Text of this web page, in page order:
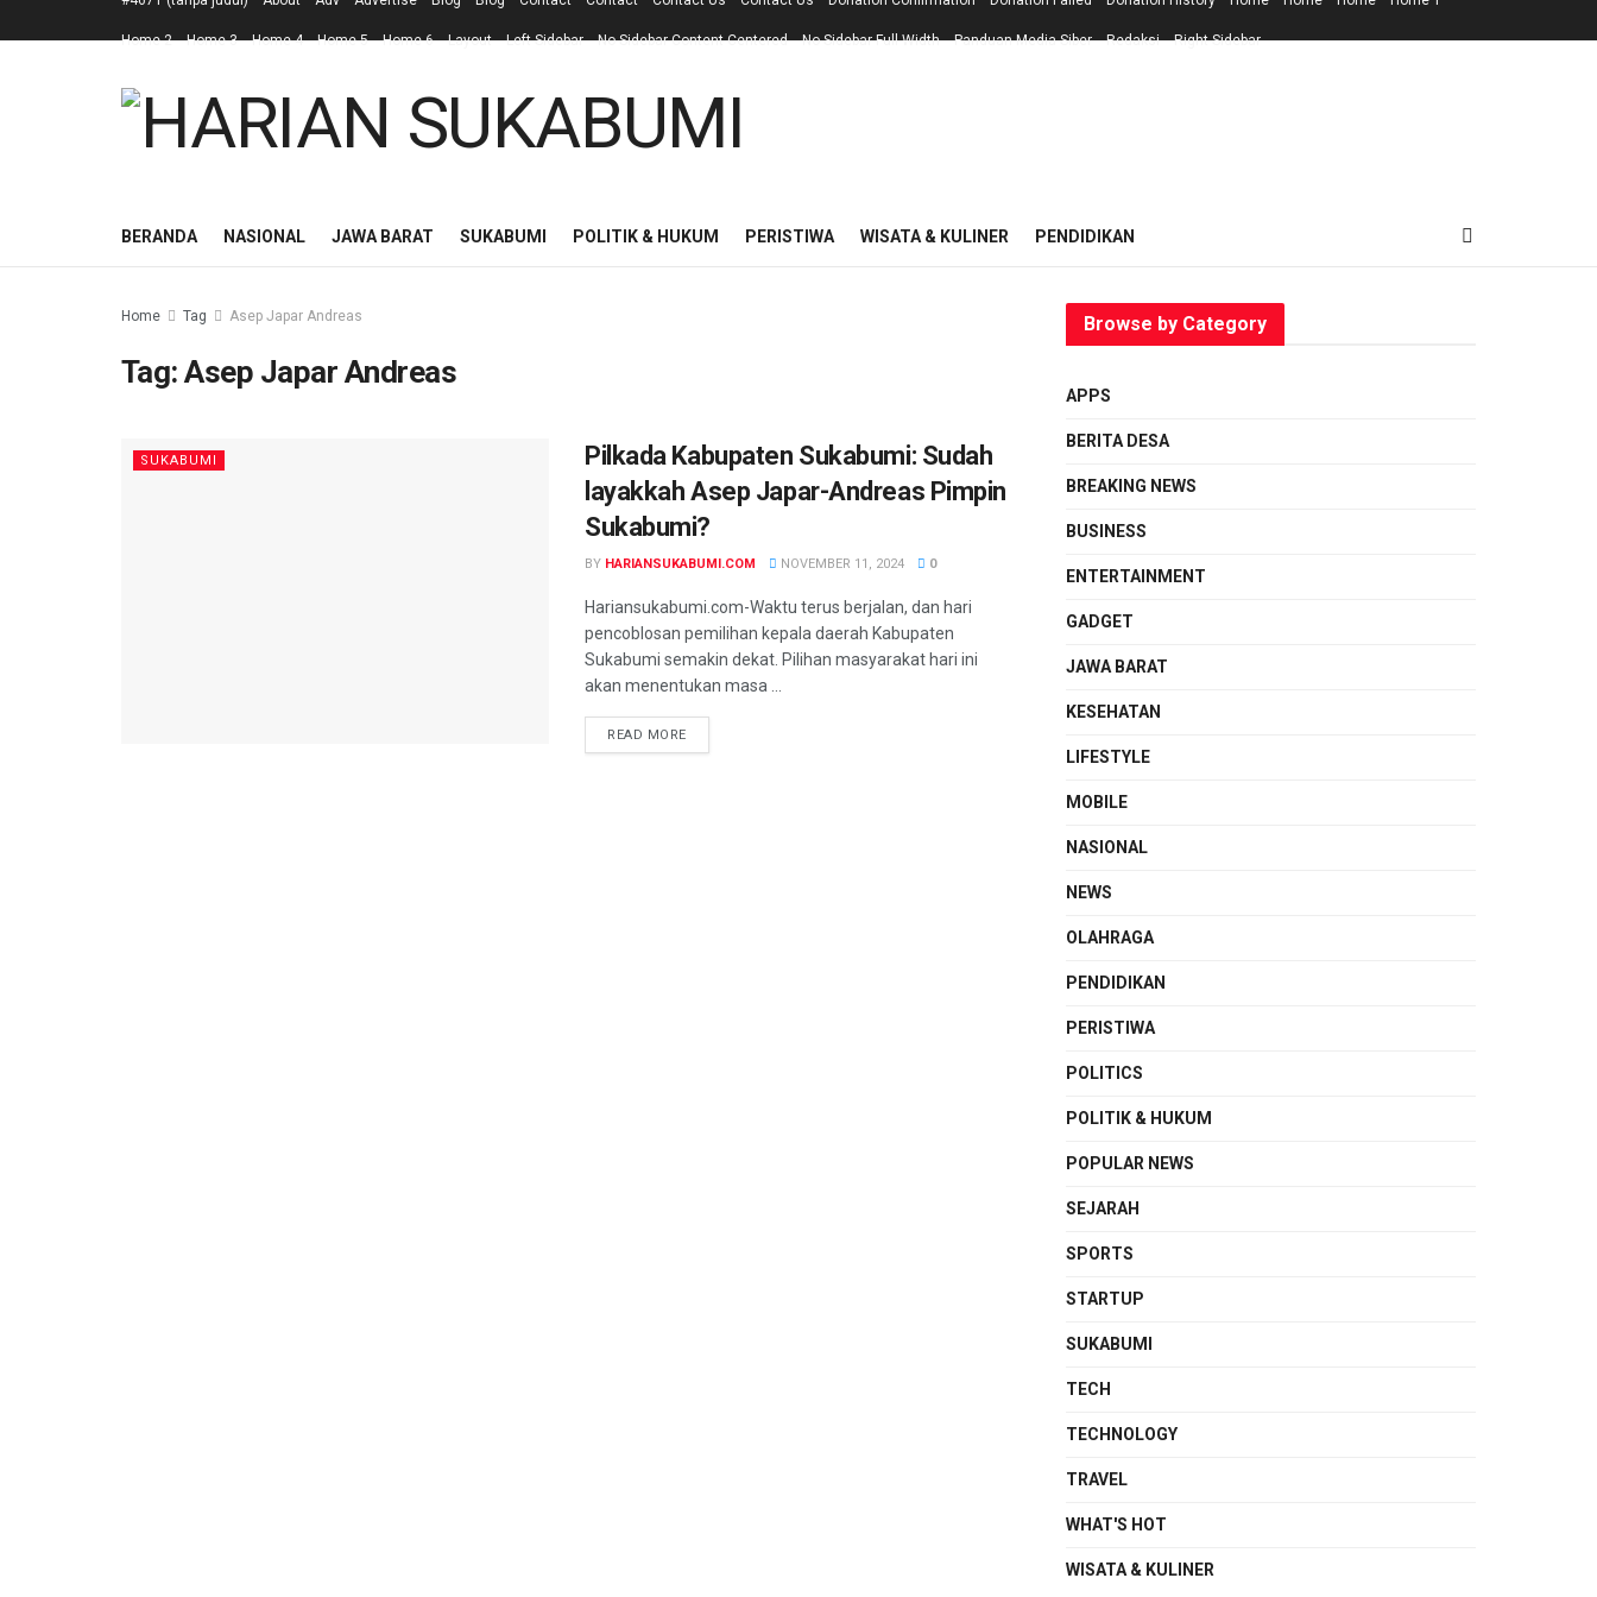
Home 2 Home 3 Home 4 Home 5 Home 6 Layout Left Sidebar No Sidebar Content Centered No Sidebar Full Width Panduan Media Siber Redaksi Right Sidebar
BERANDA NASIONAL JAWA BARAT SUKABUMI POLITIK & HUKUM PERISTIWA WISATA & KULINER PENDIDIKAN
Home Tag Asep Japar Andreas
Tag:Asep Japar Andreas
SUKABUMI
Pilkada Kabupaten Sukabumi: Sudah
layakkah Asep Japar-Andreas Pimpin
Sukabumi?
BY HARIANSUKABUMI.COM NOVEMBER 11, 2024 0
Hariansukabumi.com-Waktu terus berjalan, dan hari
pencoblosan pemilihan kepala daerah Kabupaten
Sukabumi semakin dekat. Pilihan masyarakat hari ini
akan menentukan masa ...
READ MORE
Browse by Category
APPS
BERITA DESA
BREAKING NEWS
BUSINESS
ENTERTAINMENT
GADGET
JAWA BARAT
KESEHATAN
LIFESTYLE
MOBILE
NASIONAL
NEWS
OLAHRAGA
PENDIDIKAN
PERISTIWA
POLITICS
POLITIK & HUKUM
POPULAR NEWS
SEJARAH
SPORTS
STARTUP
SUKABUMI
TECH
TECHNOLOGY
TRAVEL
WHAT'S HOT
WISATA & KULINER